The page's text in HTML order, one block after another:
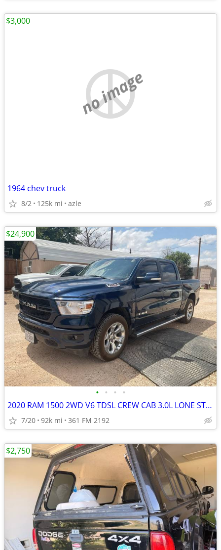
no image
1964 chev truck
8/2 125k mi azle
$3,000
• • • •
2020 RAM 1500 2WD V6 TDSL CREW CAB 3.0L LONE STAR
7/20 92k mi 361 FM 2192
$24,900
$2,750